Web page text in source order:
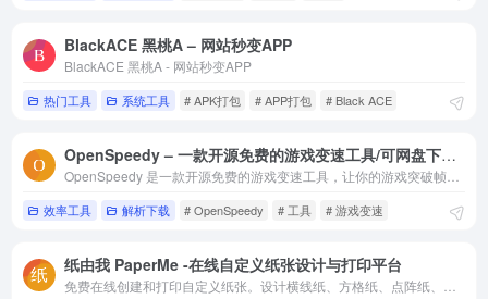
BlackACE 黑桃A – 网站秒变APP
BlackACE 黑桃A - 网站秒变APP
热门工具 系统工具 # APK打包 # APP打包 # Black ACE
OpenSpeedy – 一款开源免费的游戏变速工具/可网盘下载加速
效率工具 解析下载 # OpenSpeedy # 工具 # 游戏变速
纸由我 PaperMe -在线自定义纸张设计与打印平台